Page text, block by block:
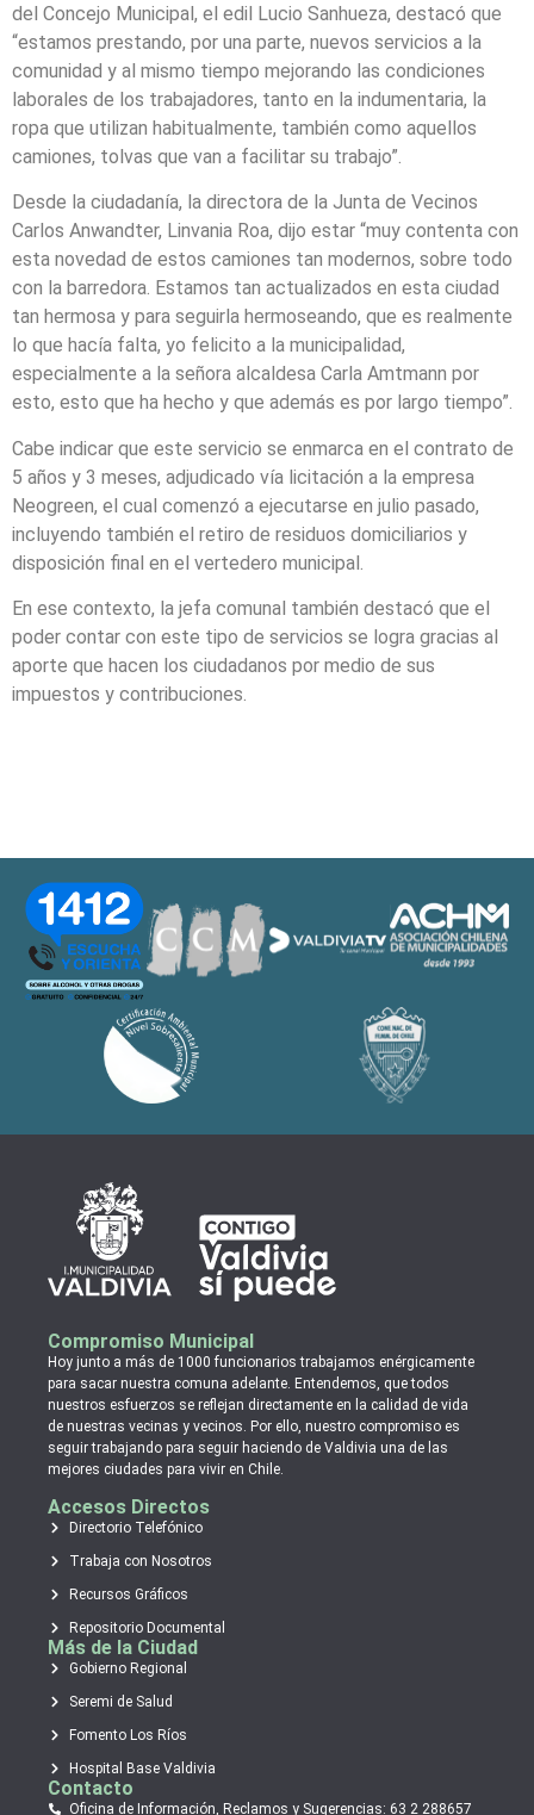
del Concejo Municipal, el edil Lucio Sanhueza, destacó que
“estamos prestando, por una parte, nuevos servicios a la
comunidad y al mismo tiempo mejorando las condiciones
laborales de los trabajadores, tanto en la indumentaria, la
ropa que utilizan habitualmente, también como aquellos
camiones, tolvas que van a facilitar su trabajo”.
Desde la ciudadanía, la directora de la Junta de Vecinos
Carlos Anwandter, Linvania Roa, dijo estar “muy contenta con
esta novedad de estos camiones tan modernos, sobre todo
con la barredora. Estamos tan actualizados en esta ciudad
tan hermosa y para seguirla hermoseando, que es realmente
lo que hacía falta, yo felicito a la municipalidad,
especialmente a la señora alcaldesa Carla Amtmann por
esto, esto que ha hecho y que además es por largo tiempo”.
Cabe indicar que este servicio se enmarca en el contrato de
5 años y 3 meses, adjudicado vía licitación a la empresa
Neogreen, el cual comenzó a ejecutarse en julio pasado,
incluyendo también el retiro de residuos domiciliarios y
disposición final en el vertedero municipal.
En ese contexto, la jefa comunal también destacó que el
poder contar con este tipo de servicios se logra gracias al
aporte que hacen los ciudadanos por medio de sus
impuestos y contribuciones.
Compromiso Municipal
Hoy junto a más de 1000 funcionarios trabajamos enérgicamente
para sacar nuestra comuna adelante. Entendemos, que todos
nuestros esfuerzos se reflejan directamente en la calidad de vida
de nuestras vecinas y vecinos. Por ello, nuestro compromiso es
seguir trabajando para seguir haciendo de Valdivia una de las
mejores ciudades para vivir en Chile.
Accesos Directos
Directorio Telefónico
Trabaja con Nosotros
Recursos Gráficos
Repositorio Documental
Más de la Ciudad
Gobierno Regional
Seremi de Salud
Fomento Los Ríos
Hospital Base Valdivia
Contacto
Oficina de Información, Reclamos y Sugerencias: 63 2 288657